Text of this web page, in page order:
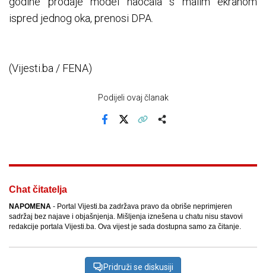
ispred jednog oka, prenosi DPA.
(Vijesti.ba / FENA)
Podijeli ovaj članak
Chat čitatelja
NAPOMENA - Portal Vijesti.ba zadržava pravo da obriše neprimjeren
sadržaj bez najave i objašnjenja. Mišljenja iznešena u chatu nisu stavovi
redakcije portala Vijesti.ba. Ova vijest je sada dostupna samo za čitanje.
Pridruži se diskusiji